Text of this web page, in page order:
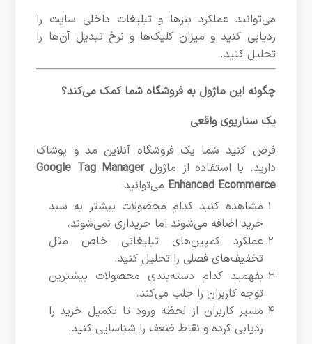
می‌توانید عملکرد بنرها و تبلیغات داخلی سایت را
ردیابی کنید و میزان کلیک‌ها و نرخ تبدیل آن‌ها را
تحلیل کنید.
چگونه این ماژول به فروشگاه شما کمک می‌کند؟
یک سناریوی واقعی
فرض کنید شما یک فروشگاه آنلاین مد و پوشاک
دارید. با استفاده از ماژولGoogle Tag Manager
Enhanced Ecommerce می‌توانید:
مشاهده کنید کدام محصولات بیشتر به سبد
خرید اضافه می‌شوند اما خریداری نمی‌شوند.
عملکرد کمپین‌های تبلیغاتی خاص مثل
تخفیف‌های فصلی را تحلیل کنید.
بفهمید کدام دسته‌بندی محصولات بیشترین
توجه کاربران را جلب می‌کند.
مسیر کاربران از لحظه ورود تا تکمیل خرید را
ردیابی کرده و نقاط ضعف را شناسایی کنید.